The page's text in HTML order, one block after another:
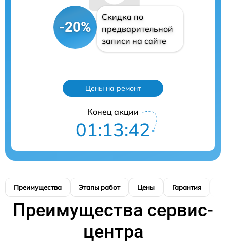
-20%
Скидка по
предварительной
записи на сайте
Цены на ремонт
Конец акции
01:13:41
Преимущества Этапы работ Цены Гарантия
Преимущества сервис-
центра